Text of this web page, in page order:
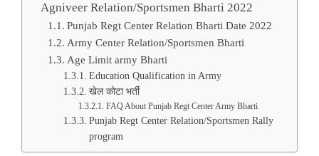
Agniveer Relation/Sportsmen Bharti 2022
Punjab Regt Center Relation Bharti Date 2022
Army Center Relation/Sportsmen Bharti
Age Limit army Bharti
Education Qualification in Army
खेल कोटा भर्ती
FAQ About Punjab Regt Center Army Bharti
Punjab Regt Center Relation/Sportsmen Rally
program